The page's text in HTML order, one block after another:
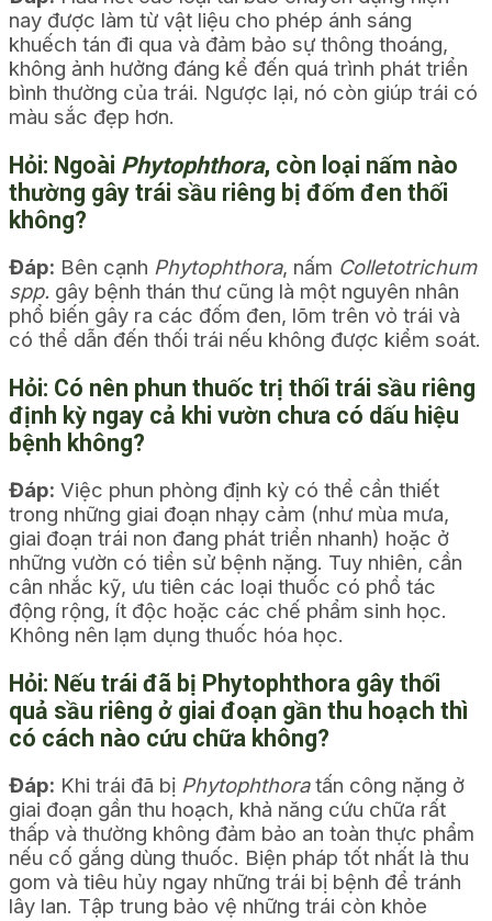
nay được làm từ vật liệu cho phép ánh sáng
khuếch tán đi qua và đảm bảo sự thông thoáng,
không ảnh hưởng đáng kể đến quá trình phát triển
bình thường của trái. Ngược lại, nó còn giúp trái có
màu sắc đẹp hơn.
Hỏi: Ngoài Phytophthora, còn loại nấm nào
thường gây trái sầu riêng bị đốm đen thối
không?
Đáp: Bên cạnh Phytophthora, nấm Colletotrichum
spp. gây bệnh thán thư cũng là một nguyên nhân
phổ biến gây ra các đốm đen, lõm trên vỏ trái và
có thể dẫn đến thối trái nếu không được kiểm soát.
Hỏi: Có nên phun thuốc trị thối trái sầu riêng
định kỳ ngay cả khi vườn chưa có dấu hiệu
bệnh không?
Đáp: Việc phun phòng định kỳ có thể cần thiết
trong những giai đoạn nhạy cảm (như mùa mưa,
giai đoạn trái non đang phát triển nhanh) hoặc ở
những vườn có tiền sử bệnh nặng. Tuy nhiên, cần
cân nhắc kỹ, ưu tiên các loại thuốc có phổ tác
động rộng, ít độc hoặc các chế phẩm sinh học.
Không nên lạm dụng thuốc hóa học.
Hỏi: Nếu trái đã bị Phytophthora gây thối
quả sầu riêng ở giai đoạn gần thu hoạch thì
có cách nào cứu chữa không?
Đáp: Khi trái đã bị Phytophthoratấn công nặng ở
giai đoạn gần thu hoạch, khả năng cứu chữa rất
thấp và thường không đảm bảo an toàn thực phẩm
nếu cố gắng dùng thuốc. Biện pháp tốt nhất là thu
gom và tiêu hủy ngay những trái bị bệnh để tránh
lây lan. Tập trung bảo vệ những trái còn khỏe